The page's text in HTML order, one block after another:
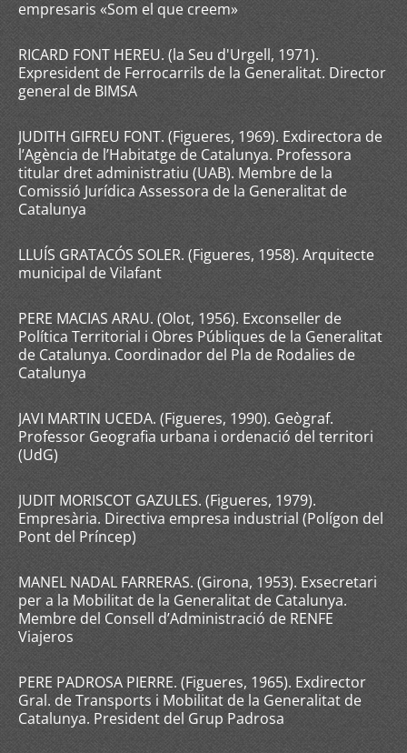
empresaris «Som el que creem»
RICARD FONT HEREU. (la Seu d'Urgell, 1971).
Expresident de Ferrocarrils de la Generalitat. Director
general de BIMSA
JUDITH GIFREU FONT. (Figueres, 1969). Exdirectora de
l’Agència de l’Habitatge de Catalunya. Professora
titular dret administratiu (UAB). Membre de la
Comissió Jurídica Assessora de la Generalitat de
Catalunya
LLUÍS GRATACÓS SOLER. (Figueres, 1958). Arquitecte
municipal de Vilafant
PERE MACIAS ARAU. (Olot, 1956). Exconseller de
Política Territorial i Obres Públiques de la Generalitat
de Catalunya. Coordinador del Pla de Rodalies de
Catalunya
JAVI MARTIN UCEDA. (Figueres, 1990). Geògraf.
Professor Geografia urbana i ordenació del territori
(UdG)
JUDIT MORISCOT GAZULES. (Figueres, 1979).
Empresària. Directiva empresa industrial (Polígon del
Pont del Príncep)
MANEL NADAL FARRERAS. (Girona, 1953). Exsecretari
per a la Mobilitat de la Generalitat de Catalunya.
Membre del Consell d’Administració de RENFE
Viajeros
PERE PADROSA PIERRE. (Figueres, 1965). Exdirector
Gral. de Transports i Mobilitat de la Generalitat de
Catalunya. President del Grup Padrosa